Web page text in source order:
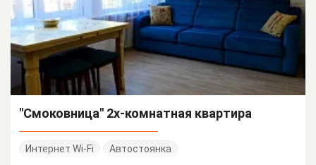
"Смоковница" 2х-комнатная квартира
Интернет Wi-Fi Автостоянка